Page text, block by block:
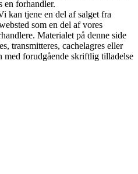
en forhandler.
kan tjene en del af salget fra
som en del af vores
Materialet på denne side
transmitteres, cachelagres eller
med forudgående skriftlig tilladelse